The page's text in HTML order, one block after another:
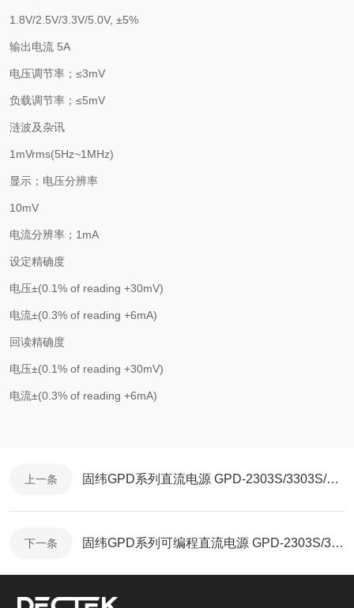
1.8V/2.5V/3.3V/5.0V, ±5%
输出电流 5A
电压调节率； ≤3mV
负载调节率； ≤5mV
涟波及杂讯
1mVrms(5Hz~1MHz)
显示；电压分辨率
10mV
电流分辨率； 1mA
设定精确度
电压±(0.1% of reading +30mV)
电流±(0.3% of reading +6mA)
回读精确度
电压±(0.1% of reading +30mV)
电流±(0.3% of reading +6mA)
上一条 固纬GPD系列直流电源 GPD-2303S/3303S/4303S/3303D 2, 3和4路独立输出
下一条 固纬GPD系列可编程直流电源 GPD-2303S/3303S/4303S/3303D 智能型温控风扇